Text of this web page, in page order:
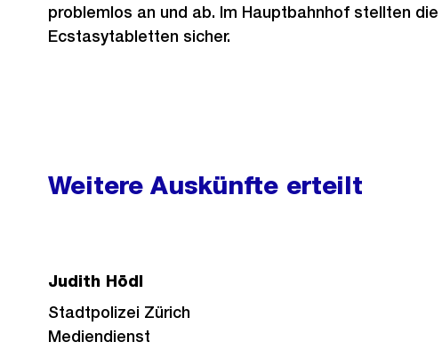
problemlos an und ab. Im Hauptbahnhof stellten
Ecstasytabletten sicher.
Weitere Auskünfte erteilt
Judith Hödl
Stadtpolizei Zürich
Mediendienst